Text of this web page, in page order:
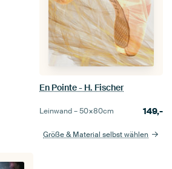
En Pointe - H. Fischer
Leinwand –50×80cm 149,-
Größe & Material selbst wählen